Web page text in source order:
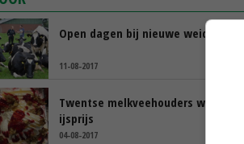
Open dagen bij nieuwe weiders
11-08-2017
Twentse melkveehouders winnen
ijsprijs
04-08-2017